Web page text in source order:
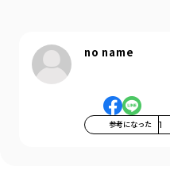
no name
参考になった 1